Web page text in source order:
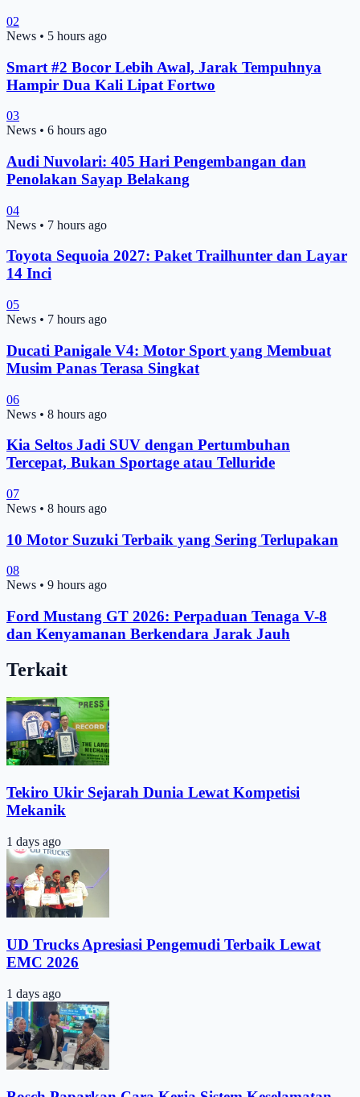
02
News • 5 hours ago
Smart #2 Bocor Lebih Awal, Jarak Tempuhnya
Hampir Dua Kali Lipat Fortwo
03
News • 6 hours ago
Audi Nuvolari: 405 Hari Pengembangan dan
Penolakan Sayap Belakang
04
News • 7 hours ago
Toyota Sequoia 2027: Paket Trailhunter dan Layar
14 Inci
05
News • 7 hours ago
Ducati Panigale V4: Motor Sport yang Membuat
Musim Panas Terasa Singkat
06
News • 8 hours ago
Kia Seltos Jadi SUV dengan Pertumbuhan
Tercepat, Bukan Sportage atau Telluride
07
News • 8 hours ago
10 Motor Suzuki Terbaik yang Sering Terlupakan
08
News • 9 hours ago
Ford Mustang GT 2026: Perpaduan Tenaga V-8
dan Kenyamanan Berkendara Jarak Jauh
Terkait
Tekiro Ukir Sejarah Dunia Lewat Kompetisi
Mekanik
1 days ago
UD Trucks Apresiasi Pengemudi Terbaik Lewat
EMC 2026
1 days ago